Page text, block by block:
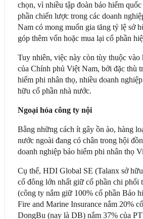
chọn, vì nhiều tập đoàn bảo hiểm
phần chiến lược trong các doanh
Nam có mong muốn gia tăng tỷ lệ sở
góp thêm vốn hoặc mua lại cổ phần
Tuy nhiên, việc này còn tùy thuộc vào
của Chính phủ Việt Nam, bởi đặc thù
hiểm phi nhân thọ, nhiều doanh
hữu cổ phần nhà nước.
Ngoại hóa công ty nội
Bằng những cách ít gây ồn ào, hàng
nước ngoài đang có chân trong hội
doanh nghiệp bảo hiểm phi nhân thọ
Cụ thể, HDI Global SE (Talanx sở
cổ đông lớn nhất giữ cổ phần chi phối
(công ty nắm giữ 100% cổ phần Bảo
Fire and Marine Insurance nắm 20%
DongBu (nay là DB) nắm 37% của